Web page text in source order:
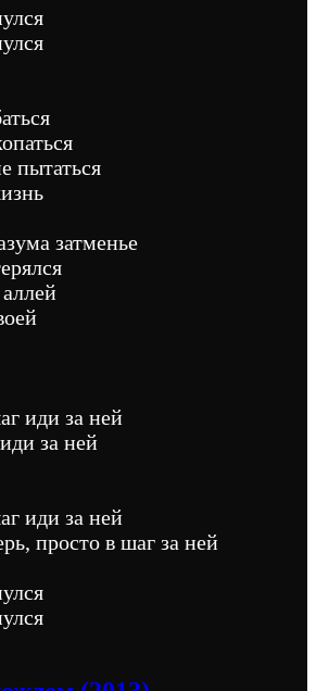
пытаться
затменье
иди за ней
за ней
иди за ней
просто в шаг за ней